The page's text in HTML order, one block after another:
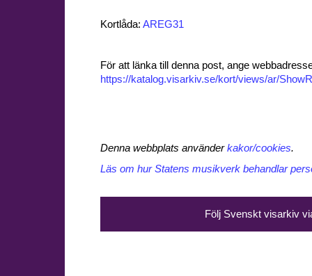
Kortlåda: AREG31
För att länka till denna post, ange
https://katalog.visarkiv.se/kort/views/ar/
Denna webbplats använderkakor/cookies.
Läs om hur Statens musikverk behandlar
Följ Svenskt visarkiv